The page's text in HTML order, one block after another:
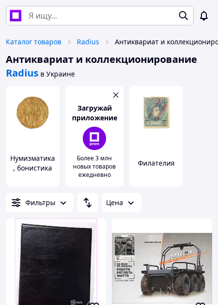
Каталог товаров Radius
Антиквариат и коллекционирование
Radius в Украине
Нумизматика
, бонистика
Загружай
приложение
Более 3 млн
новых товаров
ежедневно
Филателия
Фильтры Цена